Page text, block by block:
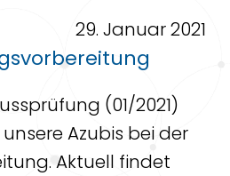
29. Januar 2021
(01/2021)
Azubis bei der
Aktuell findet